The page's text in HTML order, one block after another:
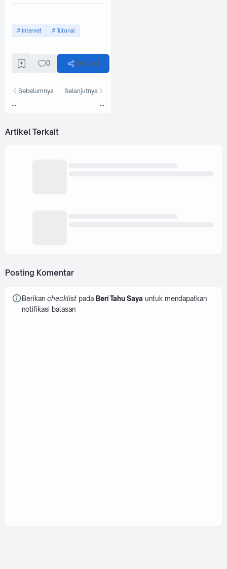
Internet Tutorial
0 Berbagi
Sebelumnya Selanjutnya
Artikel Terkait
Posting Komentar
Berikan checklistpada Beri Tahu Saya untuk mendapatkan
notifikasi balasan